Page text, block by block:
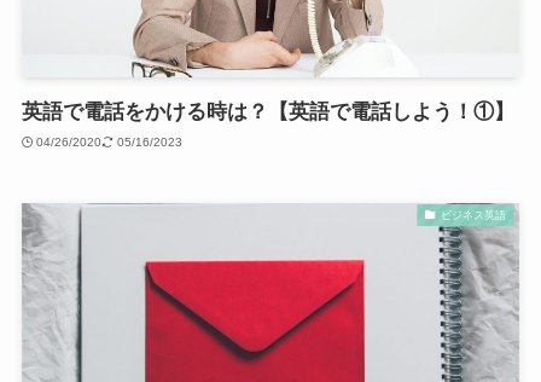
英語で電話をかける時は？【英語で電話しよう！①】
04/26/2020 05/16/2023
ビジネス英語